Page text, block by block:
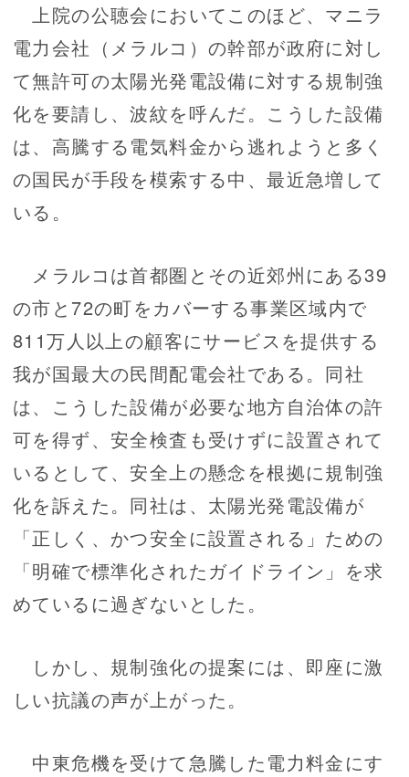
上院の公聴会においてこのほど、マニラ
電力会社（メラルコ）の幹部が政府に対し
て無許可の太陽光発電設備に対する規制強
化を要請し、波紋を呼んだ。こうした設備
は、高騰する電気料金から逃れようと多く
の国民が手段を模索する中、最近急増して
いる。
メラルコは首都圏とその近郊州にある39
の市と72の町をカバーする事業区域内で
811万人以上の顧客にサービスを提供する
我が国最大の民間配電会社である。同社
は、こうした設備が必要な地方自治体の許
可を得ず、安全検査も受けずに設置されて
いるとして、安全上の懸念を根拠に規制強
化を訴えた。同社は、太陽光発電設備が
「正しく、かつ安全に設置される」ための
「明確で標準化されたガイドライン」を求
めているに過ぎないとした。
しかし、規制強化の提案には、即座に激
しい抗議の声が上がった。
中東危機を受けて急騰した電力料金にす